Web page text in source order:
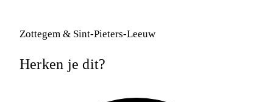
Zottegem & Sint-Pieters-Leeuw
Herken je dit?